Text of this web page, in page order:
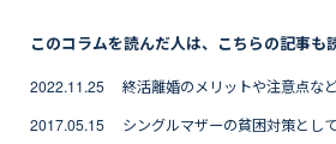
このコラムを読んだ人は、こちらの記事も
2017.05.15 シングルマザーの貧困対策とし